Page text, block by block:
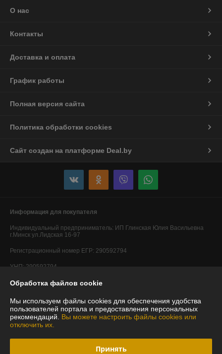
О нас
Контакты
Доставка и оплата
График работы
Полная версия сайта
Политика обработки cookies
Сайт создан на платформе Deal.by
Информация для покупателя
Индивидуальный предприниматель: ИП Глинская Юлия Васильевна
г.Минск ул.Лидская 16-97
Регистрационный номер ЕГР: 290592794
УНП: 290592794
Регистрационный орган: Минский горисполком
Дата регистрации компании: 20.05.2014
Ссылка на свидетельство/лицензию
Ссылка на свидетельство/лицензию
Обработка файлов cookie
Мы используем файлы cookies для обеспечения удобства
пользователей портала и предоставления персональных
рекомендаций. Вы можете настроить файлы cookies или
отключить их.
Принять